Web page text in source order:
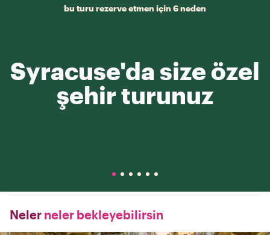
bu turu rezerve etmen için 6 neden
Syracuse'da size özel
şehir turunuz
Neler neler bekleyebilirsin